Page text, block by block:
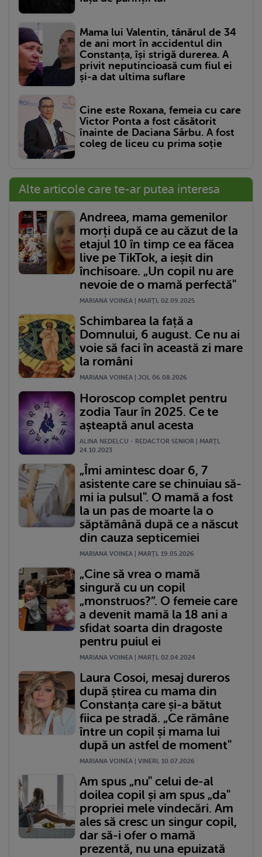
Mama lui Valentin, tânărul de 34
de ani mort în accidentul din
Constanța, își strigă durerea. A
privit neputincioasă cum fiul ei
și-a dat ultima suflare
Cine este Roxana, femeia cu care
Victor Ponta a fost căsătorit
înainte de Daciana Sârbu. A fost
coleg de liceu cu prima soție
Alte articole care te-ar putea interesa
Andreea, mama gemenilor
morți după ce au căzut de la
etajul 10 în timp ce ea făcea
live pe TikTok, a ieșit din
închisoare. „Un copil nu are
nevoie de o mamă perfectă"
MARIANA VOINEA | MARŢI, 02.09.2025
Schimbarea la față a
Domnului, 6 august. Ce nu ai
voie să faci în această zi mare
la români
MARIANA VOINEA | JOI, 06.08.2026
Horoscop complet pentru
zodia Taur în 2025. Ce te
așteaptă anul acesta
ALINA NEDELCU - REDACTOR SENIOR | MARŢI,
24.10.2023
„Îmi amintesc doar 6, 7
asistente care se chinuiau să-
mi ia pulsul". O mamă a fost
la un pas de moarte la o
săptămână după ce a născut
din cauza septicemiei
MARIANA VOINEA | MARŢI, 19.05.2026
„Cine să vrea o mamă
singură cu un copil
„monstruos?”. O femeie care
a devenit mamă la 18 ani a
sfidat soarta din dragoste
pentru puiul ei
MARIANA VOINEA | MARŢI, 02.04.2024
Laura Cosoi, mesaj dureros
după știrea cu mama din
Constanța care și-a bătut
fiica pe stradă. „Ce rămâne
între un copil și mama lui
după un astfel de moment"
MARIANA VOINEA | VINERI, 10.07.2026
Am spus „nu" celui de-al
doilea copil și am spus „da"
propriei mele vindecări. Am
ales să cresc un singur copil,
dar să-i ofer o mamă
prezentă, nu una epuizată